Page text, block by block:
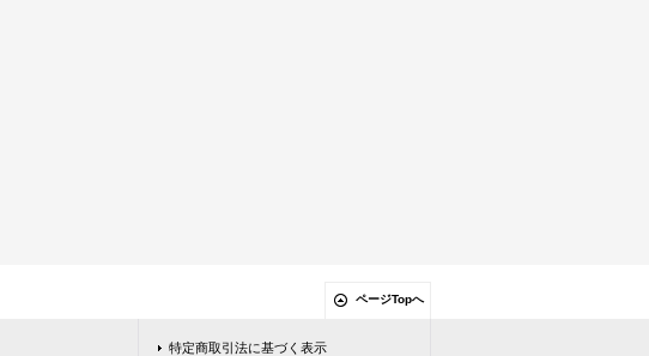
ページTopへ
特定商取引法に基づく表示